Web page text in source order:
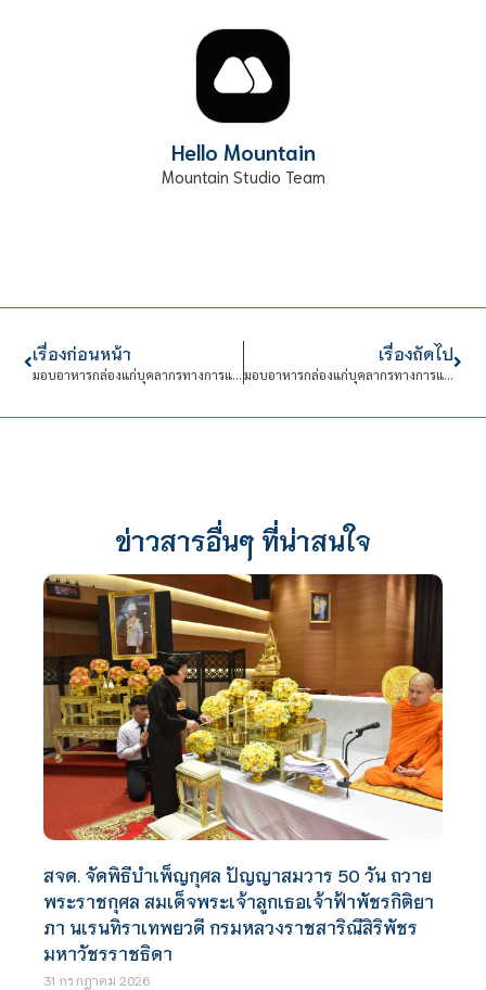
Hello Mountain
Mountain Studio Team
เรื่องก่อนหน้า
มอบอาหารกล่องแก่บุคลากรทางการแพทย์ วันที่ 8
เรื่องถัดไป
มอบอาหารกล่องแก่บุคลากรทางการแพทย์ วันที่ 9
ข่าวสารอื่นๆ ที่น่าสนใจ
สจด. จัดพิธีบำเพ็ญกุศล ปัญญาสมวาร 50 วัน ถวาย
พระราชกุศล สมเด็จพระเจ้าลูกเธอเจ้าฟ้าพัชรกิติยา
ภา นเรนทิราเทพยวดี กรมหลวงราชสาริณีสิริพัชร
มหาวัชรราชธิดา
31 กรกฎาคม 2026